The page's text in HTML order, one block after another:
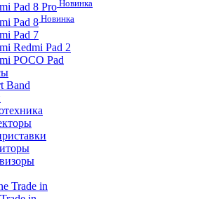
Pad 8 Pro Новинка
Pad 8 Новинка
Pad 7
Redmi Pad 2
POCO Pad
Band
Trade in